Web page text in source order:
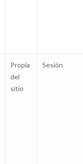
Propia
del
sitio
Sesión